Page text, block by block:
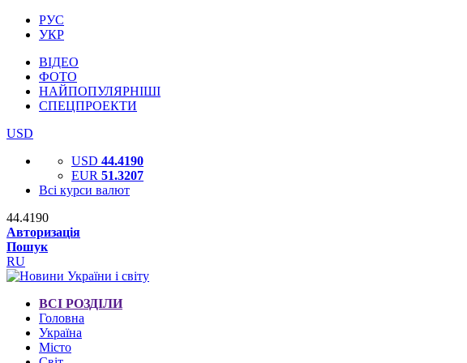
РУС
УКР
ВІДЕО
ФОТО
НАЙПОПУЛЯРНІШІ
СПЕЦПРОЕКТИ
USD
USD 44.4190
EUR 51.3207
Всі курси валют
44.4190
Авторизація
Пошук
RU
ВСІ РОЗДІЛИ
Головна
Україна
Місто